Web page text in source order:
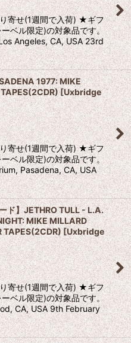
寄せ(1週間で入荷) ★ギフ
ベル限定)の対象品です。
Angeles, CA, USA 23rd
1977: MIKE
[Uxbridge
寄せ(1週間で入荷) ★ギフ
ベル限定)の対象品です。
Pasadena, CA, USA
ド】JETHRO TULL - L.A.
MIKE MILLARD
TAPES(2CDR)[Uxbridge
寄せ(1週間で入荷) ★ギフ
ベル限定)の対象品です。
CA, USA 9th February